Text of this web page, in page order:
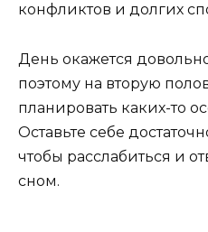
конфликтов и долгих
День окажется
поэтому на вторую
планировать каких-то
Оставьте себе
чтобы расслабиться и
сном.